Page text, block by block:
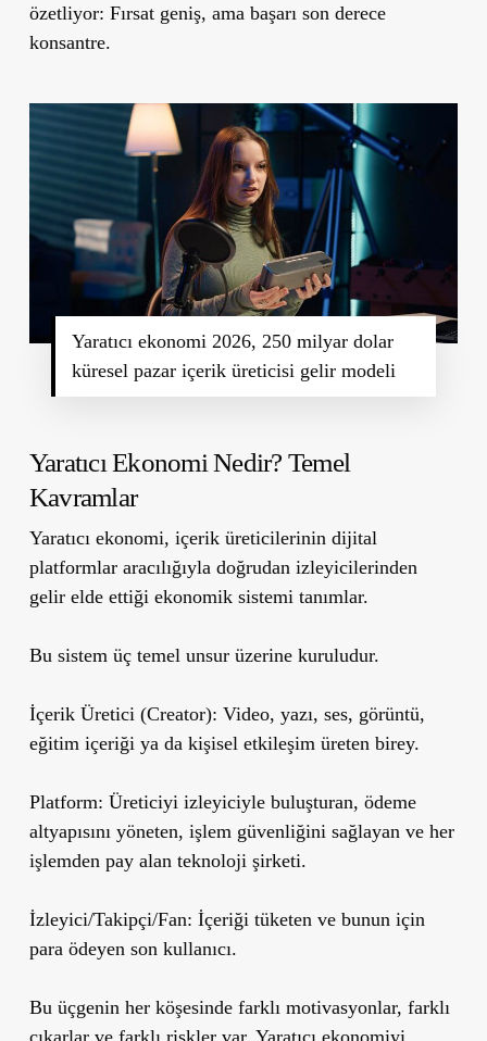
özetliyor: Fırsat geniş, ama başarı son derece
konsantre.
Yaratıcı ekonomi 2026, 250 milyar dolar
küresel pazar içerik üreticisi gelir modeli
Yaratıcı Ekonomi Nedir? Temel
Kavramlar
Yaratıcı ekonomi, içerik üreticilerinin dijital
platformlar aracılığıyla doğrudan izleyicilerinden
gelir elde ettiği ekonomik sistemi tanımlar.
Bu sistem üç temel unsur üzerine kuruludur.
İçerik Üretici (Creator): Video, yazı, ses, görüntü,
eğitim içeriği ya da kişisel etkileşim üreten birey.
Platform: Üreticiyi izleyiciyle buluşturan, ödeme
altyapısını yöneten, işlem güvenliğini sağlayan ve her
işlemden pay alan teknoloji şirketi.
İzleyici/Takipçi/Fan: İçeriği tüketen ve bunun için
para ödeyen son kullanıcı.
Bu üçgenin her köşesinde farklı motivasyonlar, farklı